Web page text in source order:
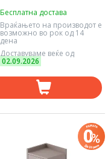
Бесплатна достава
Враќањето на производот е
возможно во рок од 14
дена
Доставуваме веќе од
02.09.2026